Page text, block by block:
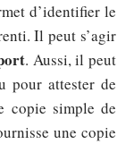
d’identifier le
Il peut s’agir
. Aussi, il peut
pour attester de
copie simple de
une copie